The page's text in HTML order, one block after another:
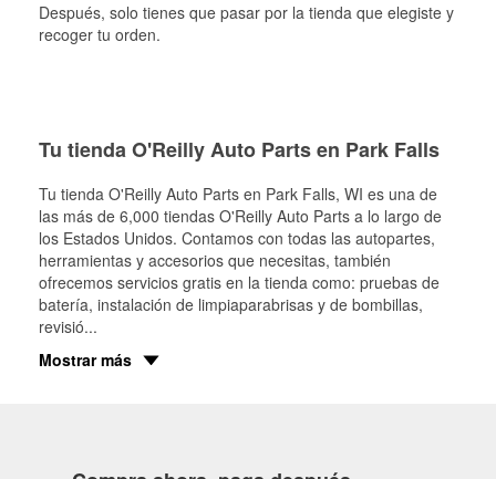
Después, solo tienes que pasar por la tienda que elegiste y
recoger tu orden.
Tu tienda O'Reilly Auto Parts en Park Falls
Tu tienda O'Reilly Auto Parts en Park Falls, WI es una de
las más de 6,000 tiendas O'Reilly Auto Parts a lo largo de
los Estados Unidos. Contamos con todas las autopartes,
herramientas y accesorios que necesitas, también
ofrecemos servicios gratis en la tienda como: pruebas de
batería, instalación de limpiaparabrisas y de bombillas,
revisió...
Mostrar más